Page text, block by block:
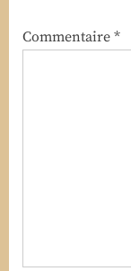
Commentaire *